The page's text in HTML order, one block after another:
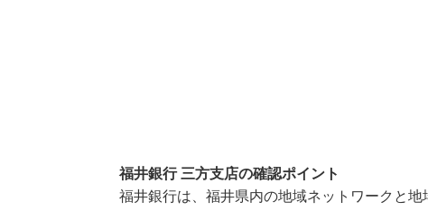
福井銀行 三方支店の確認ポイント
福井銀行は、福井県内の地域ネットワークと